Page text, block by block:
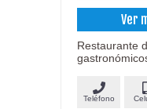
Ver
Restaurante
Teléfono